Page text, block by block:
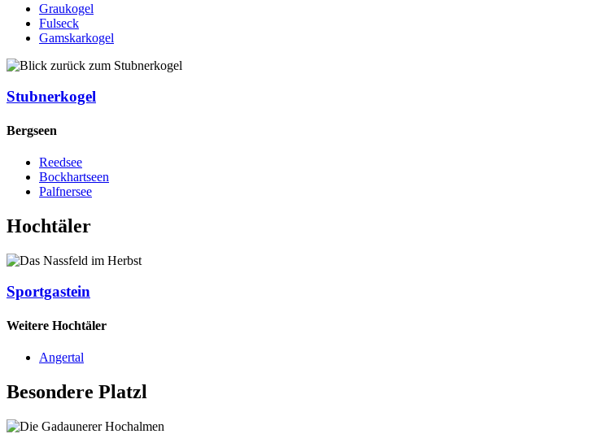
Graukogel
Fulseck
Gamskarkogel
Stubnerkogel
Bergseen
Reedsee
Bockhartseen
Palfnersee
Hochtäler
Sportgastein
Weitere Hochtäler
Angertal
Besondere Platzl